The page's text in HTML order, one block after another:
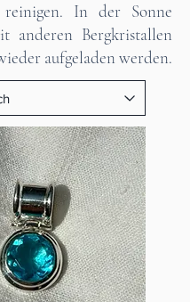
reinigen. In der Sonne
anderen Bergkristallen
aufgeladen werden.